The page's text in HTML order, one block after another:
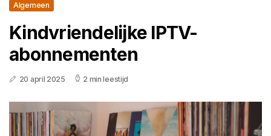
Algemeen
Kindvriendelijke IPTV-
abonnementen
20 april 2025 2 min leestijd